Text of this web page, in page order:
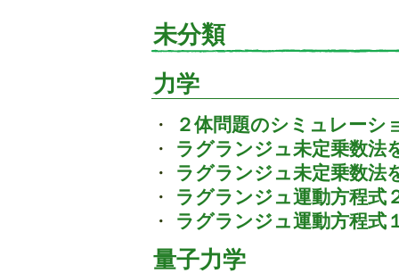
未分類
力学
・
２体問題のシミュレーシ
・ ラグランジュ未定乗数法
・ ラグランジュ未定乗数法
・ ラグランジュ運動方程式
・ ラグランジュ運動方程式
量子力学